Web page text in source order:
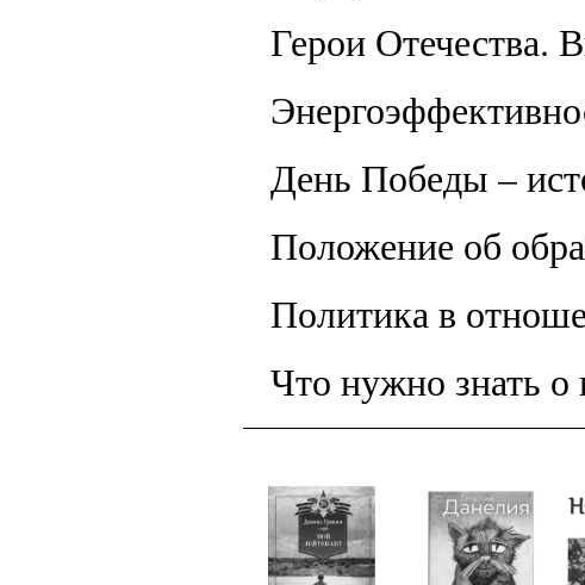
Герои Отечества.
День Победы –
Положение об
Политика в
Что нужно знать о